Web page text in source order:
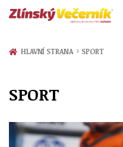
Zprávy
Kultura
Společnost
HLAVNÍ STRANA › SPORT
SPORT